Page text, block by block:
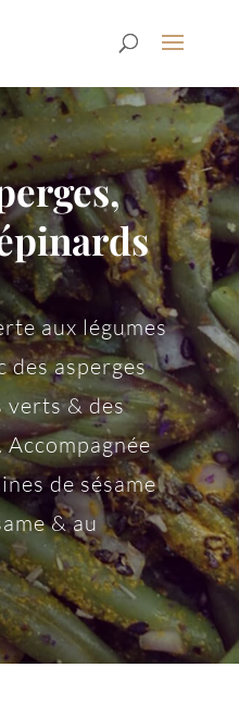
aux légumes
des asperges
verts & des
Accompagnée
de sésame
& au